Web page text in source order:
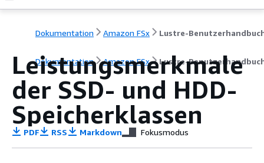
Dokumentation Amazon FSx Lustre-
Dokumentation Amazon FSx Lustre-
Leistungsmerkmale
der SSD- und HDD-
Speicherklassen
PDF RSS Markdown Fokusmodus